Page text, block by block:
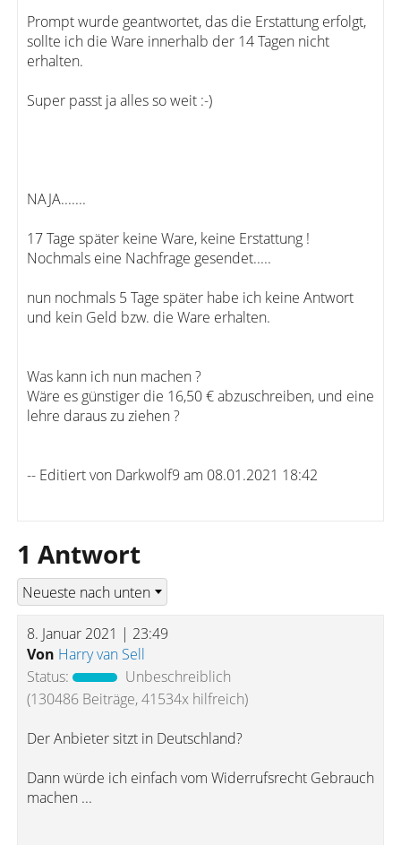
Prompt wurde geantwortet, das die Erstattung erfolgt,
sollte ich die Ware innerhalb der 14 Tagen nicht
erhalten.
Super passt ja alles so weit :-)
NAJA.......
17 Tage später keine Ware, keine Erstattung !
Nochmals eine Nachfrage gesendet.....
nun nochmals 5 Tage später habe ich keine Antwort
und kein Geld bzw. die Ware erhalten.
Was kann ich nun machen ?
Wäre es günstiger die 16,50 € abzuschreiben, und eine
lehre daraus zu ziehen ?
-- Editiert von Darkwolf9 am 08.01.2021 18:42
1 Antwort
8. Januar 2021 | 23:49
Von Harry van Sell
Status:
Unbeschreiblich
(130486 Beiträge, 41534x hilfreich)
Der Anbieter sitzt in Deutschland?
Dann würde ich einfach vom Widerrufsrecht Gebrauch
machen ...